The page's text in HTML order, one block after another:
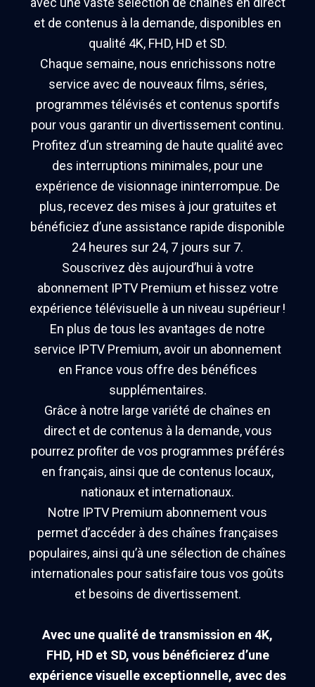
et de contenus à la demande, disponibles en
qualité 4K, FHD, HD et SD.
Chaque semaine, nous enrichissons notre
service avec de nouveaux films, séries,
programmes télévisés et contenus sportifs
pour vous garantir un divertissement continu.
Profitez d’un streaming de haute qualité avec
des interruptions minimales, pour une
expérience de visionnage ininterrompue. De
plus, recevez des mises à jour gratuites et
bénéficiez d’une assistance rapide disponible
24 heures sur 24, 7 jours sur 7.
Souscrivez dès aujourd’hui à votre
abonnement IPTV Premium et hissez votre
expérience télévisuelle à un niveau supérieur !
En plus de tous les avantages de notre
service IPTV Premium, avoir un abonnement
en France vous offre des bénéfices
supplémentaires.
Grâce à notre large variété de chaînes en
direct et de contenus à la demande, vous
pourrez profiter de vos programmes préférés
en français, ainsi que de contenus locaux,
nationaux et internationaux.
Notre IPTV Premium abonnement vous
permet d’accéder à des chaînes françaises
populaires, ainsi qu’à une sélection de chaînes
internationales pour satisfaire tous vos goûts
et besoins de divertissement.
Avec une qualité de transmission en 4K,
FHD, HD et SD, vous bénéficierez d’une
expérience visuelle exceptionnelle, avec des